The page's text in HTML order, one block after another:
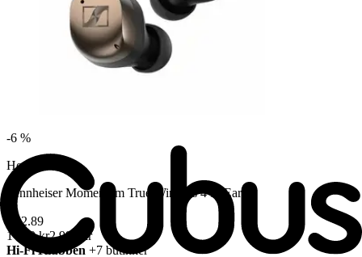
-6 %
Hodetelefoner
Sennheiser Momentum True Wireless 4 In Ear
★2.89
1 890 kr2 990 kr
Hi-Fi Klubben +7 butikker